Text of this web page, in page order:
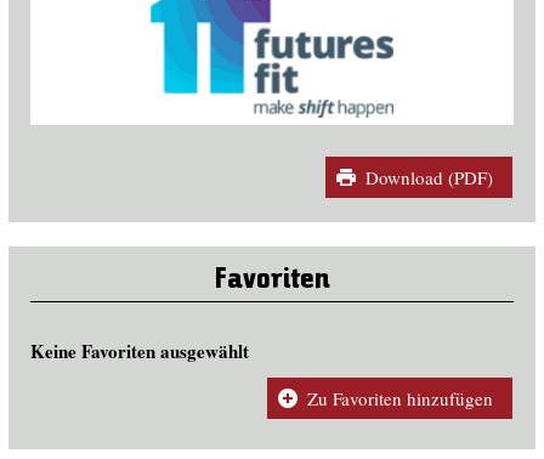
Download (PDF)
Favoriten
Keine Favoriten ausgewählt
Zu Favoriten hinzufügen